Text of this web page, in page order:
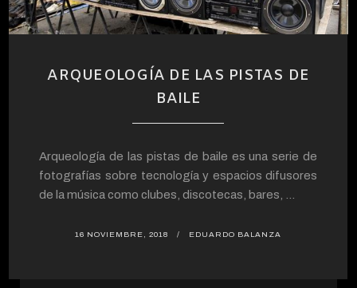
ARQUEOLOGÍA DE LAS PISTAS DE
BAILE
Arqueología de las pistas de baile es una serie de
fotografías sobre tecnología y espacios difusores
de la música como clubes, discotecas, bares, ...
16 NOVIEMBRE, 2018 EDUARDO BALANZA